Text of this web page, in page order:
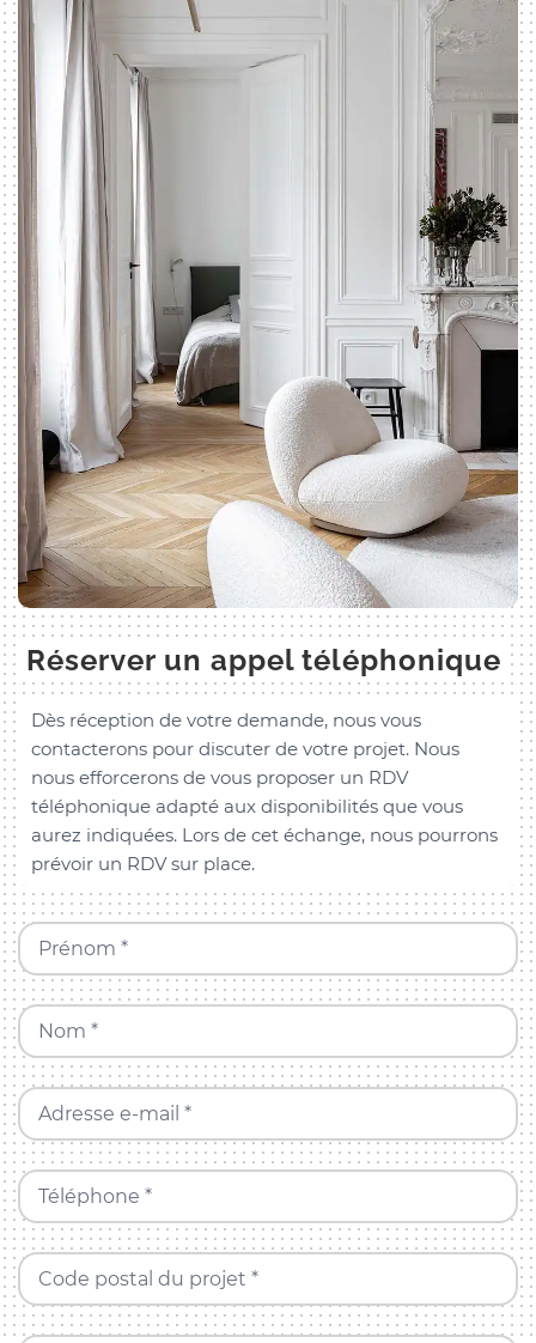
Réserver un appel téléphonique
Dès réception de votre demande, nous vous
contacterons pour discuter de votre projet. Nous
nous efforcerons de vous proposer un RDV
téléphonique adapté aux disponibilités que vous
aurez indiquées. Lors de cet échange, nous pourrons
prévoir un RDV sur place.
Prénom *
Nom *
Adresse e-mail *
Téléphone *
Code postal du projet *